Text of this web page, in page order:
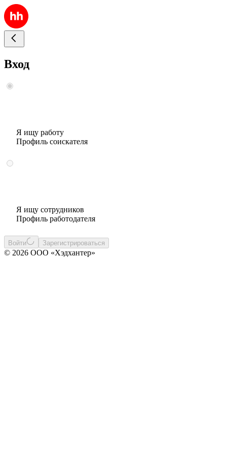
Вход
Я ищу работу
Профиль соискателя
Я ищу сотрудников
Профиль работодателя
Войти Зарегистрироваться
© 2026 ООО «Хэдхантер»